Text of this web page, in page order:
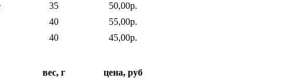
35
50,00р.
40
55,00р.
40 45,00р.
вес, г цена, руб